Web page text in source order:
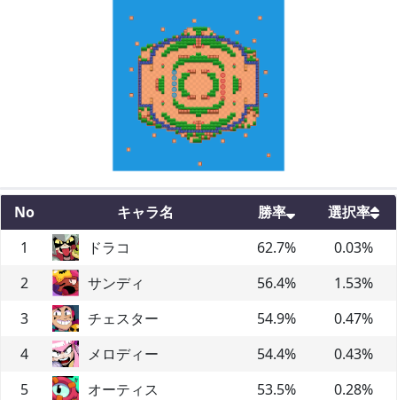
No キャラ名 勝率
選択率
1
ドラコ 62.7% 0.03%
2
サンディ 56.4% 1.53%
3
チェスター 54.9% 0.47%
4
メロディー 54.4% 0.43%
5
オーティス 53.5% 0.28%